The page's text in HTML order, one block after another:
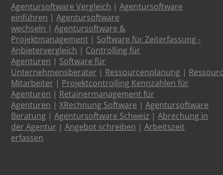
Agentursoftware Vergleich |Agentursoftware
einführen |Agentursoftware
wechseln |Agentursoftware &
Projektmanagement | Software für Zeiterfassung -
Anbietervergleich | Controlling für
Agenturen | Software für
Unternehmensberater | Ressourcenplanung |
Mitarbeiter | Projektcontrolling Kennzahlen für
Agenturen | Retainermanagement für
Agenturen |XRechnung Software |Agentursoftware
Beratung |Agentursoftware Schweiz |Abrechung in
der Agentur |Angebot schreiben |Arbeitszeit
erfassen